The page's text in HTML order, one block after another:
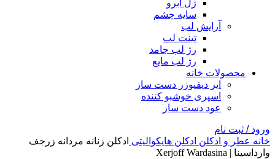
ژل ابرو
سایه چشم
آرایش لب
تینت لب
رژ لب جامد
رژ لب مایع
محصولات خانه
ایر دیفیوزر دست ساز
اسپری خوشبو کننده
عود دست ساز
ورود / ثبت نام
خانه عطر و ادکلن ادکلن هایکوالیتی ادکلن زنانه مردانه زرجف
وارداسینا | Xerjoff Wardasina